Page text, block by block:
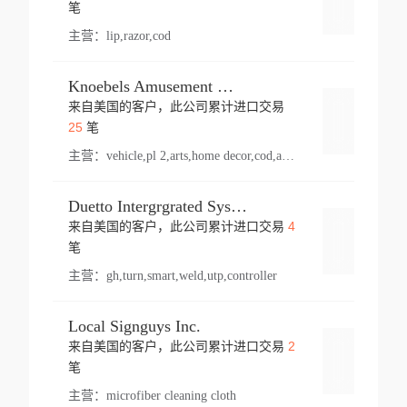
笔
主营： lip,razor,cod
Knoebels Amusement Resort
来自美国的客户，此公司累计进口交易
25笔
主营： vehicle,pl 2,arts,home decor,cod,amusement ride,sea
Duetto Intergrgrated Systems Inc.
来自美国的客户，此公司累计进口交易 4
笔
主营： gh,turn,smart,weld,utp,controller
Local Signguys Inc.
来自美国的客户，此公司累计进口交易 2
笔
主营： microfiber cleaning cloth